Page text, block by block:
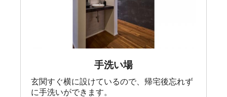
手洗い場
玄関すぐ横に設けているので、帰宅後忘れず
に手洗いができます。